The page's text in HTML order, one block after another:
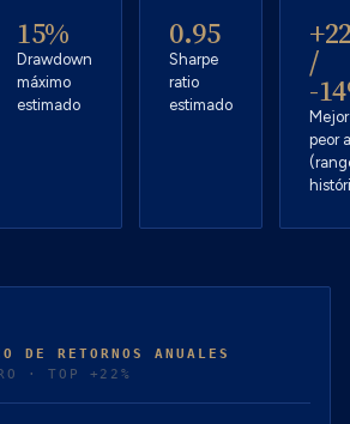
15%
Drawdown
máximo
estimado
0.95
Sharpe
ratio
estimado
/
-
peor
DE RETORNOS ANUALES
· TOP +22%